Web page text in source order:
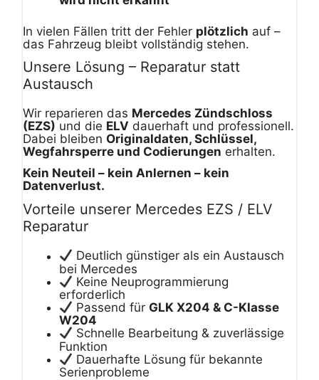
In vielen Fällen tritt der Fehler plötzlich auf –
das Fahrzeug bleibt vollständig stehen.
Unsere Lösung – Reparatur statt
Austausch
Wir reparieren das Mercedes Zündschloss
(EZS) und die ELV dauerhaft und professionell.
Dabei bleiben Originaldaten, Schlüssel,
Wegfahrsperre und Codierungen erhalten.
Kein Neuteil – kein Anlernen – kein
Datenverlust.
Vorteile unserer Mercedes EZS / ELV
Reparatur
Deutlich günstiger als ein Austausch
bei Mercedes
Keine Neuprogrammierung
erforderlich
Passend für GLK X204 & C-Klasse
W204
Schnelle Bearbeitung & zuverlässige
Funktion
Dauerhafte Lösung für bekannte
Serienprobleme